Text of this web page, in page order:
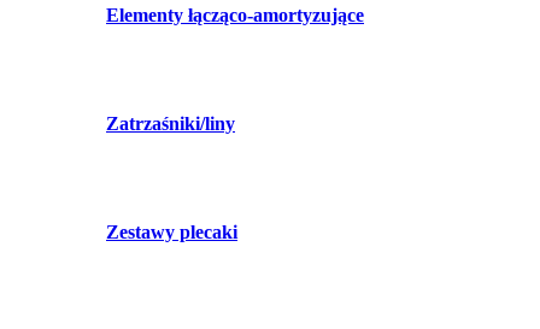
Elementy łącząco-amortyzujące
Zatrzaśniki/liny
Zestawy plecaki